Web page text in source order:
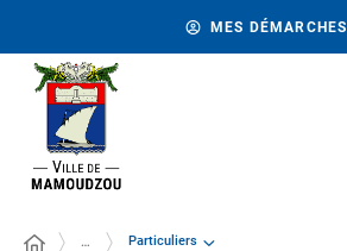
MES DÉMARCHES
… Particuliers